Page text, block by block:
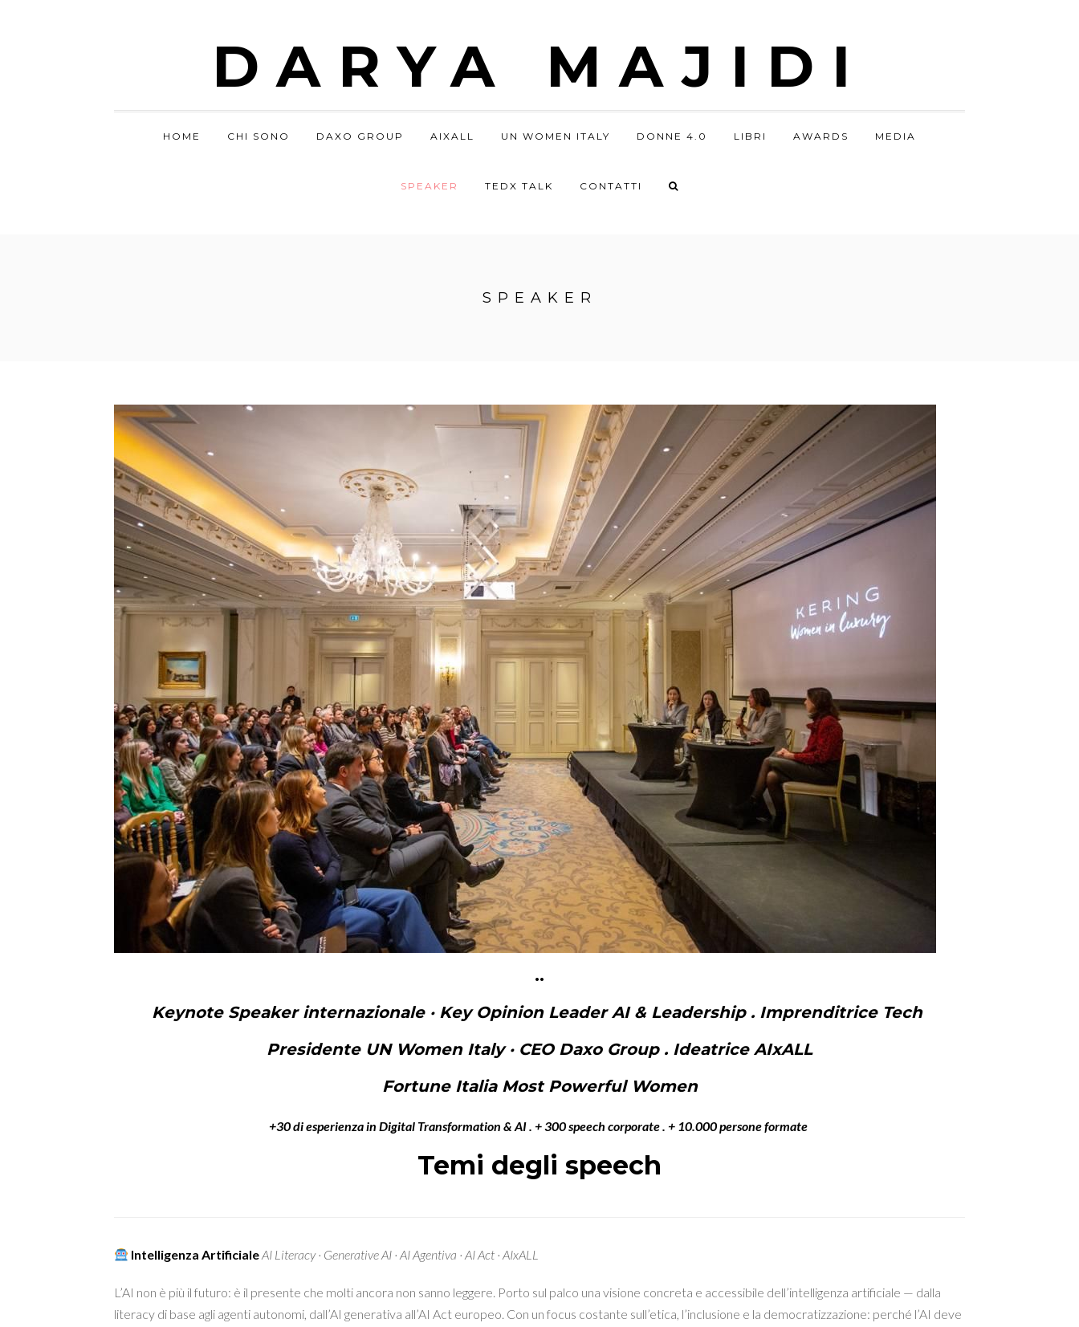
DARYA MAJIDI
HOME CHI SONO DAXO GROUP AIXALL UN WOMEN ITALY DONNE 4.0 LIBRI AWARDS MEDIA
SPEAKER TEDX TALK CONTATTI
SPEAKER
..
Keynote Speaker internazionale · Key Opinion Leader AI & Leadership . Imprenditrice Tech
Presidente UN Women Italy · CEO Daxo Group . Ideatrice AIxALL
Fortune Italia Most Powerful Women
+30 di esperienza in Digital Transformation & AI . + 300 speech corporate . + 10.000 persone formate
Temi degli speech
Intelligenza ArtificialeAI Literacy · Generative AI · AI Agentiva · AI Act · AIxALL
L’AI non è più il futuro: è il presente che molti ancora non sanno leggere. Porto sul palco una visione concreta e accessibile dell’intelligenza artificiale — dalla
literacy di base agli agenti autonomi, dall’AI generativa all’AI Act europeo. Con un focus costante sull’etica, l’inclusione e la democratizzazione: perché l’AI deve